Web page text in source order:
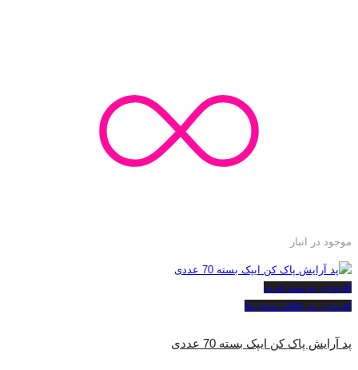
موجود در انبار
افزودن به سبد خرید
افزودن به علاقه مندی ها
پد آرایش پاک کن ایپک بسته 70 عددی